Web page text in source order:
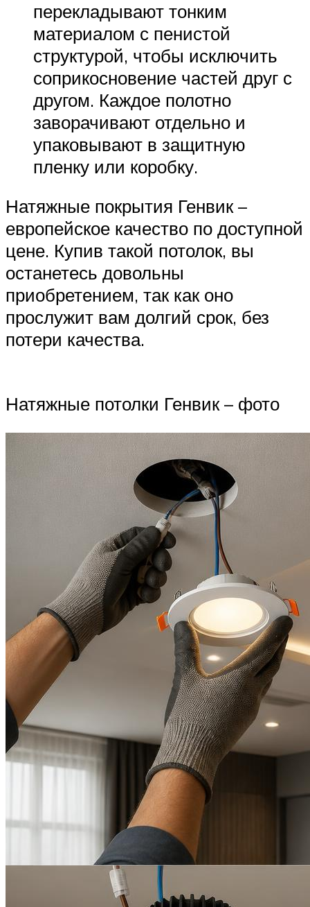
перекладывают тонким
материалом с пенистой
структурой, чтобы исключить
соприкосновение частей друг с
другом. Каждое полотно
заворачивают отдельно и
упаковывают в защитную
пленку или коробку.
Натяжные покрытия Генвик –
европейское качество по доступной
цене. Купив такой потолок, вы
останетесь довольны
приобретением, так как оно
прослужит вам долгий срок, без
потери качества.
Натяжные потолки Генвик – фото